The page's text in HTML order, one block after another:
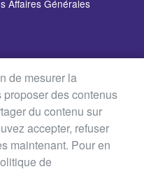
Affaires Générales
de mesurer la
des contenus
du contenu sur
accepter, refuser
maintenant. Pour en
de